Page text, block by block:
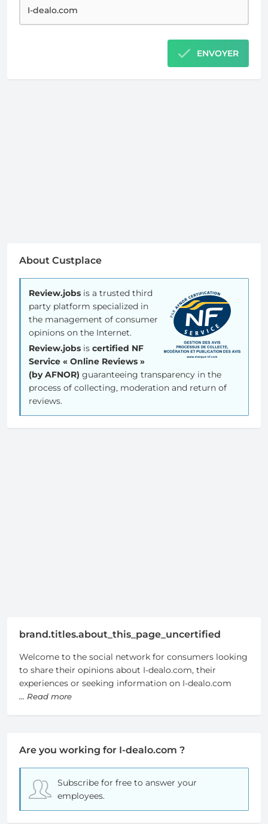
ENVOYER
About Custplace
Review.jobs is a trusted third
party platform specialized in
the management of consumer
opinions on the Internet.
Review.jobs is certified NF
Service « Online Reviews »
(by AFNOR) guaranteeing transparency in the
process of collecting, moderation and return of
reviews.
brand.titles.about_this_page_uncertified
Welcome to the social network for consumers looking
to share their opinions about I-dealo.com, their
experiences or seeking information on I-dealo.com
... Read more
Are you working for I-dealo.com ?
Subscribe for freeto answer your
employees.